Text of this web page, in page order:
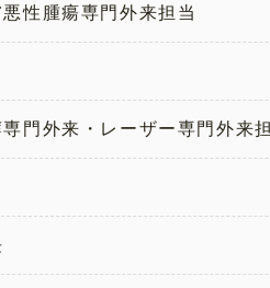
性腫瘍専門外来担当
門外来・レーザー専門外来